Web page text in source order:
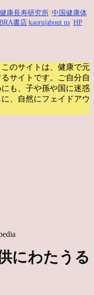
健康長寿研究所 中国健康体
書店 kaoru |about us HP
のサイトは、健康で元
サイトです。
ご自分自
も、子や孫や国に迷惑
、自然にフェイドアウ
にわたうる